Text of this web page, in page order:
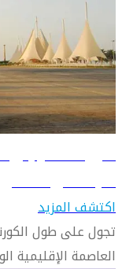
دليل السفر إلى
تعرّف على الدمام
اكتشف المزيد
تجول على طول
العاصمة الإقليمية